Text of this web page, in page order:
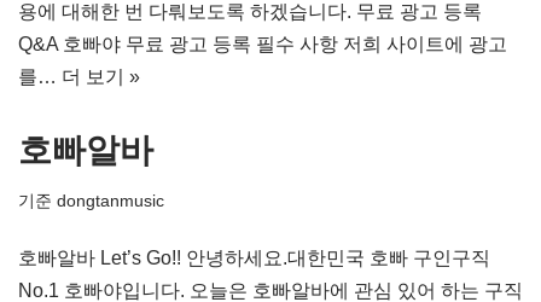
용에 대해한 번 다뤄보도록 하겠습니다. 무료 광고 등록
Q&A 호빠야 무료 광고 등록 필수 사항 저희 사이트에 광고
를… 더 보기 »
호빠알바
기준 dongtanmusic
호빠알바 Let’s Go!! 안녕하세요.대한민국 호빠 구인구직
No.1 호빠야입니다. 오늘은 호빠알바에 관심 있어 하는 구직